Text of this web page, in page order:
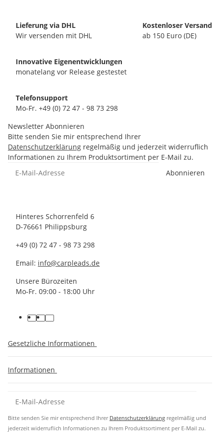
Lieferung via DHL
Wir versenden mit DHL
Kostenloser Versand
ab 150 Euro (DE)
Innovative Eigenentwicklungen
monatelang vor Release gestestet
Telefonsupport
Mo-Fr. +49 (0) 72 47 - 98 73 298
Newsletter Abonnieren
Bitte senden Sie mir entsprechend Ihrer
Datenschutzerklärung regelmäßig und jederzeit widerruflich
Informationen zu Ihrem Produktsortiment per E-Mail zu.
Abonnieren
Hinteres Schorrenfeld 6
D-76661 Philippsburg
+49 (0) 72 47 - 98 73 298
Email: info@carpleads.de
Unsere Bürozeiten
Mo-Fr. 09:00 - 18:00 Uhr
Gesetzliche Informationen
Informationen
Bitte senden Sie mir entsprechend Ihrer Datenschutzerklärung regelmäßig und
jederzeit widerruflich Informationen zu Ihrem Produktsortiment per E-Mail zu.